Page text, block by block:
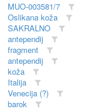
MUO-003581/7
Oslikana koža
SAKRALNO
antependij
fragment
antependij
koža
Italija
Venecija (?)
barok